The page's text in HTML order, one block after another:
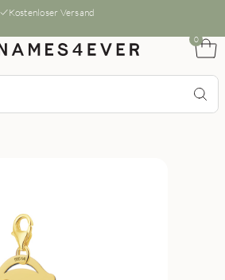
Kostenloser Versand
0